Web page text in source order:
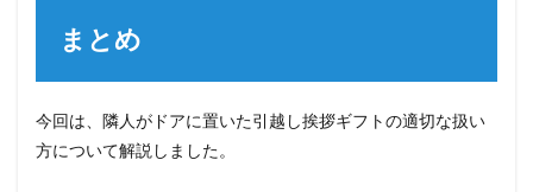
まとめ
今回は、隣人がドアに置いた引越し挨拶ギフトの適切な扱い
方について解説しました。